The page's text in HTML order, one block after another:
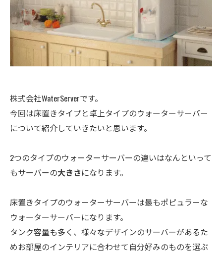
株式会社WaterServerです。
今回は床置きタイプと卓上タイプのウォーターサーバー
について紹介していきたいと思います。
2つのタイプのウォーターサーバーの違いはなんといって
もサーバーの大きさになります。
床置きタイプのウォーターサーバーは最もポピュラーな
ウォーターサーバーになります。
タンク容量も多く、様々なデザインのサーバーがあるた
めお部屋のインテリアに合わせて自分好みのものを選ぶ